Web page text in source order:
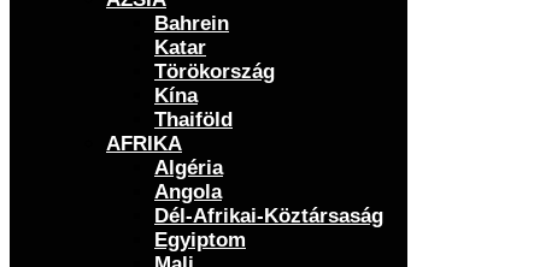
Bahrein
Katar
Törökország
Kína
Thaiföld
AFRIKA
Algéria
Angola
Dél-Afrikai-Köztársaság
Egyiptom